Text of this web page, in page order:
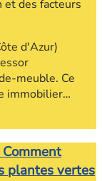
et des facteurs
d'Azur)
meuble. Ce
immobilier…
plantes vertes